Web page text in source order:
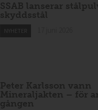
SSAB lanserar
skyddsstål
NYHETER
Peter Karlsson vann
Mineraljakten – för
gången